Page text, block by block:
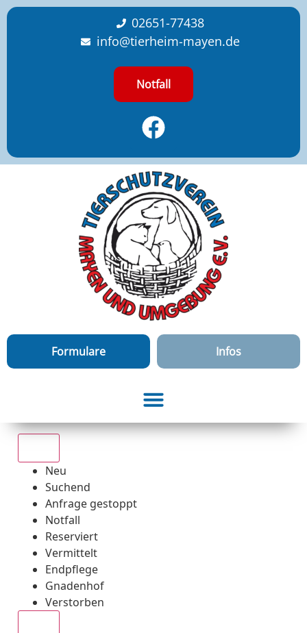
content
02651-77438
info@tierheim-mayen.de
Notfall
Formulare Infos
Neu
Suchend
Anfrage gestoppt
Notfall
Reserviert
Vermittelt
Endpflege
Gnadenhof
Verstorben